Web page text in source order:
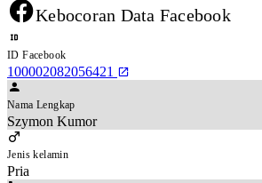
Kebocoran Data Facebook
ID Facebook
100002082056421
Nama Lengkap
Szymon Kumor
Jenis kelamin
Pria